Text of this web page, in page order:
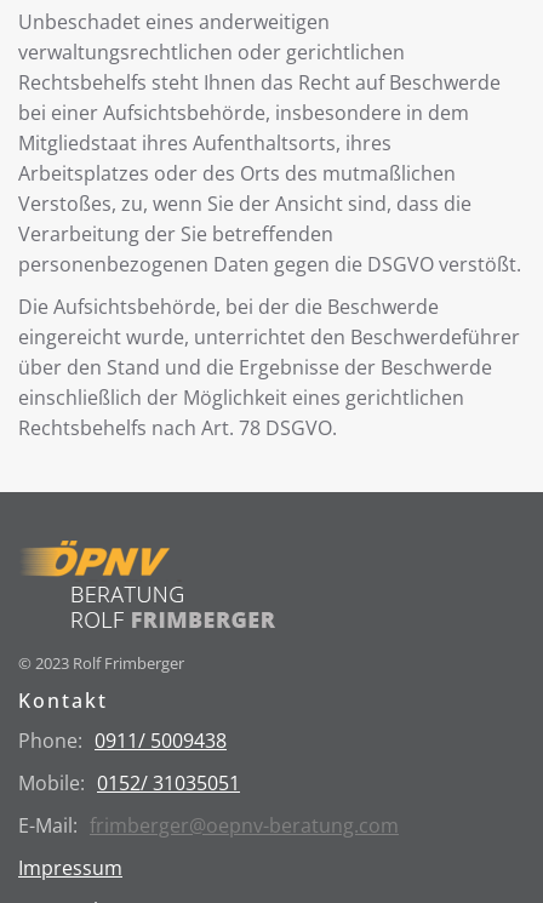
Unbeschadet eines anderweitigen
verwaltungsrechtlichen oder gerichtlichen
Rechtsbehelfs steht Ihnen das Recht auf Beschwerde
bei einer Aufsichtsbehörde, insbesondere in dem
Mitgliedstaat ihres Aufenthaltsorts, ihres
Arbeitsplatzes oder des Orts des mutmaßlichen
Verstoßes, zu, wenn Sie der Ansicht sind, dass die
Verarbeitung der Sie betreffenden
personenbezogenen Daten gegen die DSGVO verstößt.
Die Aufsichtsbehörde, bei der die Beschwerde
eingereicht wurde, unterrichtet den Beschwerdeführer
über den Stand und die Ergebnisse der Beschwerde
einschließlich der Möglichkeit eines gerichtlichen
Rechtsbehelfs nach Art. 78 DSGVO.
© 2023 Rolf Frimberger
Kontakt
Phone: 0911/ 5009438
Mobile: 0152/ 31035051
E-Mail: frimberger@oepnv-beratung.com
Impressum